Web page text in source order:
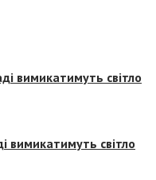
вимикатимуть світло
вимикатимуть світло